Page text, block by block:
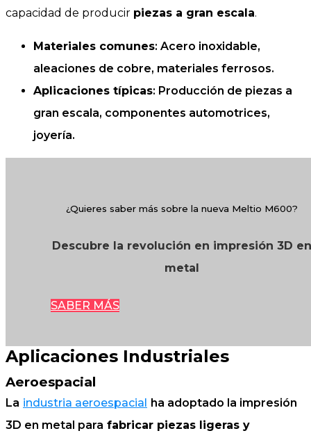
capacidad de producir piezas a gran escala.
Materiales comunes: Acero inoxidable,
aleaciones de cobre, materiales ferrosos.
Aplicaciones típicas: Producción de piezas a
gran escala, componentes automotrices,
joyería.
¿Quieres saber más sobre la nueva Meltio M600?
Descubre la revolución en impresión 3D en
metal
SABER MÁS
Aplicaciones Industriales
Aeroespacial
La industria aeroespacial
ha adoptado la impresión
3D en metal para fabricar piezas ligeras y